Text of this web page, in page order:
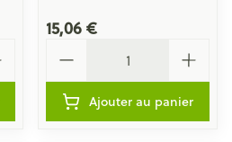
15,06 €
Ajouter au panier